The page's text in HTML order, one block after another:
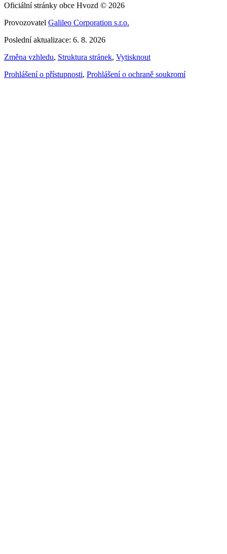
Oficiální stránky obce Hvozd © 2026
Provozovatel Galileo Corporation s.r.o.
Poslední aktualizace: 6. 8. 2026
Změna vzhledu, Struktura stránek, Vytisknout
Prohlášení o přístupnosti, Prohlášení o ochraně soukromí